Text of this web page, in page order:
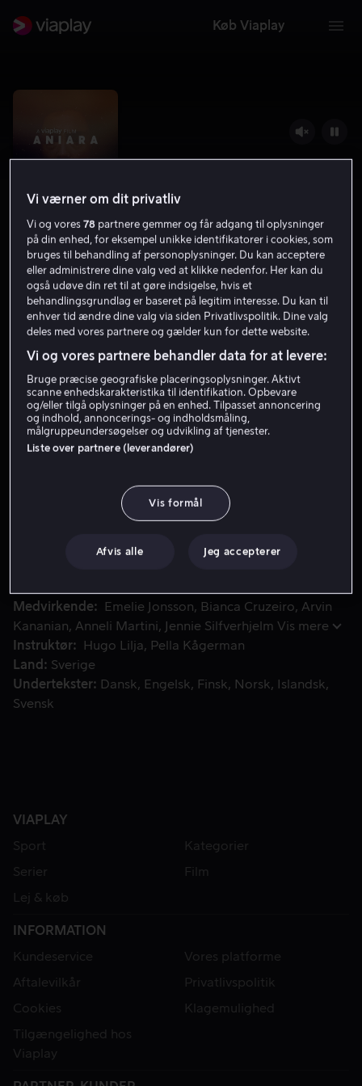
Køb Viaplay
Aniara
6.3 Drama Science Fiction 2018
1 t. 41 min
15 år
HD
Lej 59 kr
Køb 129 kr
På vej mod sit nye hjem på Mars kolliderer rumskibet
På vej mod sit nye hjem på Mars kolliderer rumskibet
Aniara med en asteroide og ændrer kurs. Passagererne
indsigt, som kan føre til galskab.
Medvirkende Emelie Jonsson Bianca Cruzeiro
Arvin
Kananian
Anneli Martini Jennie Silfverhjelm Vis mere
Instruktør
Hugo Lilja
Pella Kågerman
Land
Sverige
Undertekster
Dansk Engelsk Finsk Norsk
Islandsk
Svensk
VIAPLAY
Sport
Kategorier
Serier
Film
Lej & køb
INFORMATION
Kundeservice
Vores platforme
Aftalevilkår
Privatlivspolitik
Cookies
Klagemulighed
Tilgængelighed hos
Viaplay
Vi værner om dit privatliv
Vi og vores78 partnere gemmer og får adgang til oplysninger
på din enhed, for eksempel unikke identifikatorer i cookies, som
bruges til behandling af personoplysninger. Du kan acceptere
eller administrere dine valg ved at klikke nedenfor. Her kan du
også udøve din ret til at gøre indsigelse, hvis et
behandlingsgrundlag er baseret på legitim interesse. Du kan til
enhver tid ændre dine valg via siden Privatlivspolitik. Dine valg
deles med vores partnere og gælder kun for dette website.
Vi og vores partnere behandler data for at levere:
Bruge præcise geografiske placeringsoplysninger. Aktivt
scanne enhedskarakteristika til identifikation. Opbevare
og/eller tilgå oplysninger på en enhed. Tilpasset annoncering
og indhold, annoncerings- og indholdsmåling,
målgruppeundersøgelser og udvikling af tjenester.
Liste over partnere (leverandører)
Vis formål
Afvis alle Jeg accepterer